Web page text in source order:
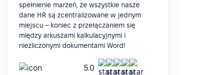
spełnienie marzeń, że wszystkie nasze
dane HR są zcentralizowane w jednym
miejscu – koniec z przełączaniem się
między arkuszami kalkulacyjnymi i
niezliczonymi dokumentami Word!
5.0